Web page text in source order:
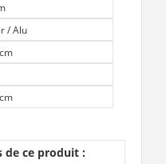
/ Alu
de ce produit :